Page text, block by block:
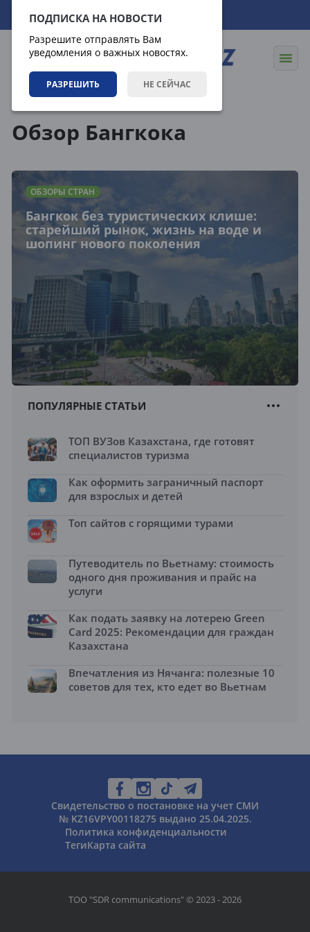
ПОДПИСКА НА НОВОСТИ
Разрешите отправлять Вам
уведомления о важных новостях.
РАЗРЕШИТЬ НЕ СЕЙЧАС
08.08.2026 04:44:34
Обзор Бангкока
ОБЗОРЫ СТРАН
Бангкок без туристических клише:
старейший рынок, жизнь на воде и
шопинг нового поколения
ПОПУЛЯРНЫЕ СТАТЬИ
ТОП ВУЗов Казахстана, где готовят
специалистов туризма
Как оформить заграничный паспорт
для взрослых и детей
Топ сайтов с горящими турами
Путеводитель по Вьетнаму: стоимость
одного дня проживания и прайс на
услуги
Как подать заявку на лотерею Green
Card 2025: Рекомендации для граждан
Казахстана
Впечатления из Нячанга: полезные 10
советов для тех, кто едет во Вьетнам
Свидетельство о постановке на учет СМИ
№ KZ16VPY00118275 выдано 25.04.2025.
Политика конфиденциальности
ТегиКарта сайта
ТОО "SDR communications" © 2023 - 2026